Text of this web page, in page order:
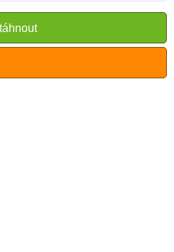
lépe porozumět a využít